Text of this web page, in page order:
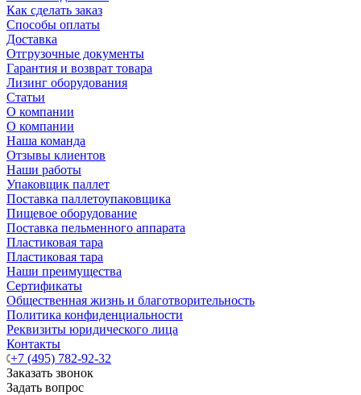
Как сделать заказ
Способы оплаты
Доставка
Отгрузочные документы
Гарантия и возврат товара
Лизинг оборудования
Статьи
О компании
О компании
Наша команда
Отзывы клиентов
Наши работы
Упаковщик паллет
Поставка паллетоупаковщика
Пищевое оборудование
Поставка пельменного аппарата
Пластиковая тара
Пластиковая тара
Наши преимущества
Сертификаты
Общественная жизнь и благотворительность
Политика конфиденциальности
Реквизиты юридического лица
Контакты
+7 (495) 782-92-32
Заказать звонок
Задать вопрос